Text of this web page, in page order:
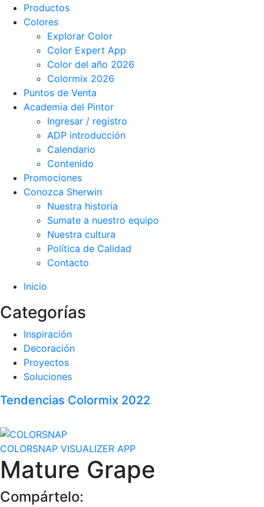
Productos
Colores
Explorar Color
Color Expert App
Color del año 2026
Colormix 2026
Puntos de Venta
Academia del Pintor
Ingresar / registro
ADP introducción
Calendario
Contenido
Promociones
Conozca Sherwin
Nuestra historia
Sumate a nuestro equipo
Nuestra cultura
Política de Calidad
Contacto
Inicio
Categorías
Inspiración
Decoración
Proyectos
Soluciones
Tendencias Colormix 2022
COLORSNAP VISUALIZER APP
Mature Grape
Compártelo: